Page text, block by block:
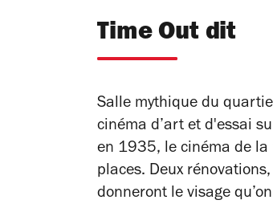
Time Out dit
Salle mythique du
cinéma d’art et d'essai
en 1935, le cinéma de la
places. Deux
donneront le visage